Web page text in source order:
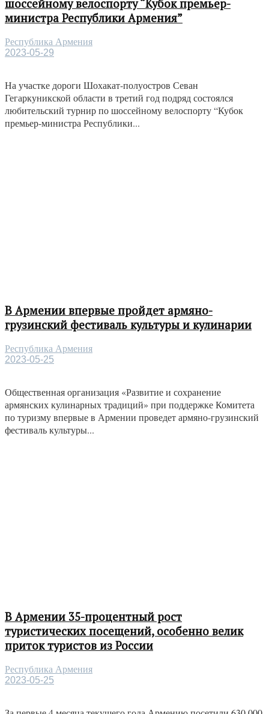
шоссейному велоспорту “Кубок премьер-
министра Республики Армения”
Республика Армения
2023-05-29
На участке дороги Шохакат-полуостров Севан
Гегаркуникской области в третий год подряд состоялся
любительский турнир по шоссейному велоспорту “Кубок
премьер-министра Республики...
В Армении впервые пройдет армяно-
грузинский фестиваль культуры и кулинарии
Республика Армения
2023-05-25
Общественная организация «Развитие и сохранение
армянских кулинарных традиций» при поддержке Комитета
по туризму впервые в Армении проведет армяно-грузинский
фестиваль культуры...
В Армении 35-процентный рост
туристических посещений, особенно велик
приток туристов из России
Республика Армения
2023-05-25